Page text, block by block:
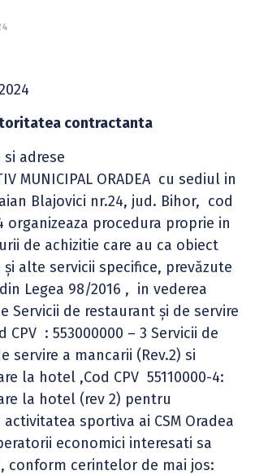
contractanta
si adrese
MUNICIPAL ORADEA cu sediul in
Blajovici nr.24, jud. Bihor, cod
organizeaza procedura proprie in
de achizitie care au ca obiect
alte servicii specifice, prevăzute
Legea 98/2016 , in vederea
Servicii de restaurant şi de servire
CPV : 553000000 – 3 Servicii de
servire a mancarii (Rev.2) si
la hotel ,Cod CPV 55110000-4:
la hotel (rev 2) pentru
sportiva ai CSM Oradea
economici interesati sa
conform cerintelor de mai jos: